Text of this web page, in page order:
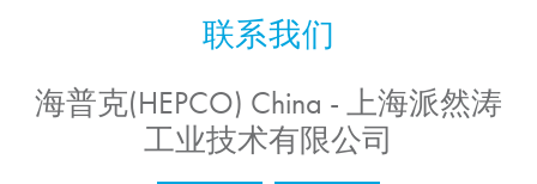
海普克(HEPCO) China - 上海派然涛
工业技术有限公司